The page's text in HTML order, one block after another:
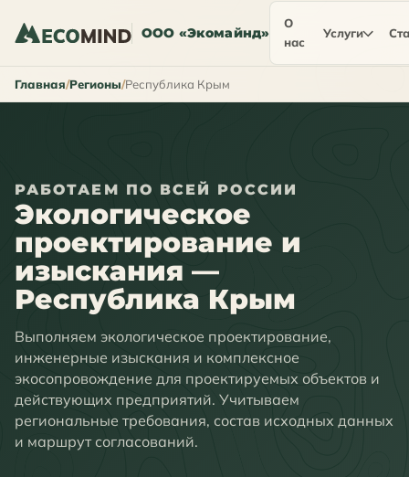
ООО «Экомайнд»
О
нас
Услуги
Главная Регионы Республика Крым
РАБОТАЕМ ПО ВСЕЙ РОССИИ
Экологическое
проектирование и
изыскания —
Республика Крым
Выполняем экологическое проектирование,
инженерные изыскания и комплексное
экосопровождение для проектируемых объектов и
действующих предприятий. Учитываем
региональные требования, состав исходных данных
и маршрут согласований.